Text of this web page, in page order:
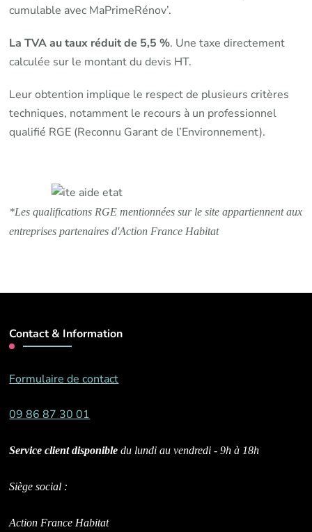
cumulable avec MaPrimeRénov’.
La TVA au taux réduit de 5,5 %. Une taxe directement
calculée sur le montant du devis HT.
Leur obtention implique le respect de plusieurs critères
techniques, notamment le recours à un professionnel
qualifié RGE (Reconnu Garant de l’Environnement).
*Les qualifications RGE mentionnées sur le site appartiennent aux
entreprises partenaires d'Action France Habitat
Contact & Information
Formulaire de contact
09 86 87 30 01
Service client disponible du lundi au vendredi - 9h à 18h
Siège social :
Action France Habitat